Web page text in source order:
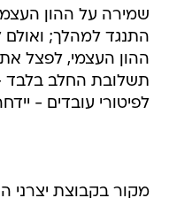
שמירה על ההון
התנגד למהלך; ואולם
ההון העצמי, לפצל
תשלובת החלב בלבד
לפיטורי עובדים -
מקור בקבוצת יצרני